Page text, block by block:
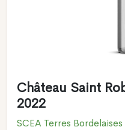
Château Saint
2022
SCEA Terres Bordelaises